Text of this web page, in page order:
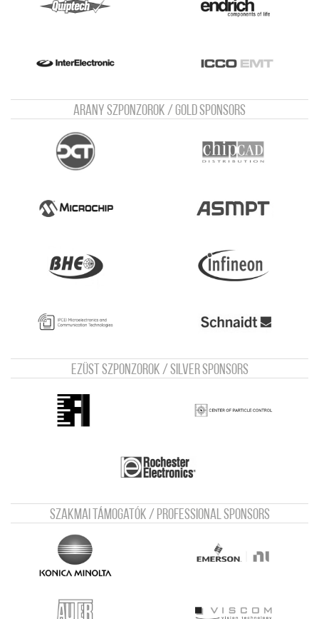
Arany szponzorok / Gold sponsors
Ezüst szponzorok / Silver sponsors
Szakmai támogatók / Professional sponsors